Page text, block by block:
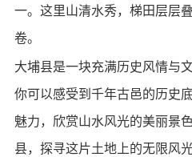
一。这里山清水秀，梯田层层
卷。
大埔县是一块充满历史风情与
你可以感受到千年古邑的历史
魅力，欣赏山水风光的美丽景
县，探寻这片土地上的无限风光